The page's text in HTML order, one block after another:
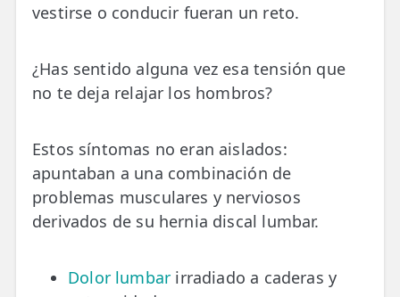
vestirse o conducir fueran un reto.
¿Has sentido alguna vez esa tensión que
no te deja relajar los hombros?
Estos síntomas no eran aislados:
apuntaban a una combinación de
problemas musculares y nerviosos
derivados de su hernia discal lumbar.
Dolor lumbar irradiado a caderas y